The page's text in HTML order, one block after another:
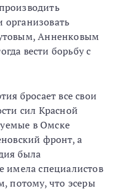
Анненковым
вести борьбу с
бросает все свои
сил Красной
в Омске
фронт, а
была
имела специалистов
потому, что эсеры